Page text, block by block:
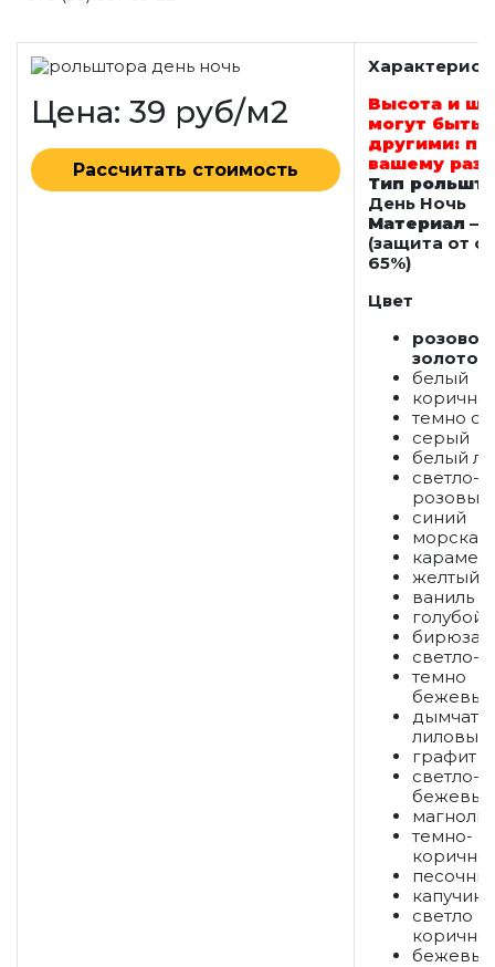
Цена: 39 руб/м2
Рассчитать стоимость
Высота и
могут быть
другими: по
вашему
Тип
День Ночь
Материал —
(защита от
65%)
Цвет
розовое
золото
белый
темно
серый
белый
светло-
розовый
синий
морская
желтый
ваниль
голубой
бирюза
светло-
темно
бежевый
дымчато
лиловый
графит
светло-
бежевый
темно-
капучино
светло
бежевый